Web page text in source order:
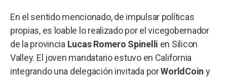
En el sentido mencionado, de impulsar políticas
propias, es loable lo realizado por el vicegobernador
de la provincia Lucas Romero Spinelli en Silicon
Valley. El joven mandatario estuvo en California
integrando una delegación invitada porWorldCoin y